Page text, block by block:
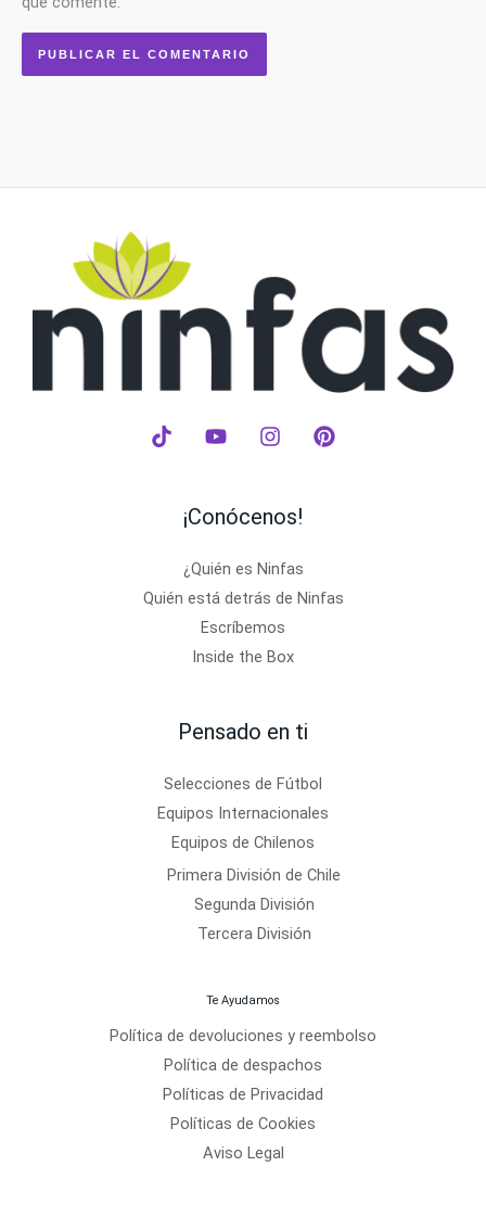
¡Conócenos!
¿Quién es Ninfas
Quién está detrás de Ninfas
Escríbemos
Inside the Box
Pensado en ti
Selecciones de Fútbol
Equipos Internacionales
Equipos de Chilenos
Primera División de Chile
Segunda División
Tercera División
Te Ayudamos
Política de devoluciones y reembolso
Política de despachos
Políticas de Privacidad
Políticas de Cookies
Aviso Legal